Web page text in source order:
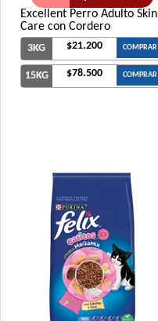
Excellent Perro Adulto Skin
Care con Cordero
3KG $21.200 COMPRAR
15KG $78.500 COMPRAR